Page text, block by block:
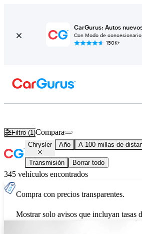
CarGurus: Autos
Con Modo de concesionario
150K+
Filtro (1)Compara
Chrysler Año A 100 millas de
Transmisión Borrar todo
345 vehículos encontrados
Compra con precios transparentes.
Mostrar solo avisos que incluyan tasas